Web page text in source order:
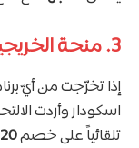
3. منحة الخريجين (Graduate Scholarship):
إذا تخرّجت من أيّ
اسكودار وأردت
تلقائياً على خصم20% من الرسوم الدراسية